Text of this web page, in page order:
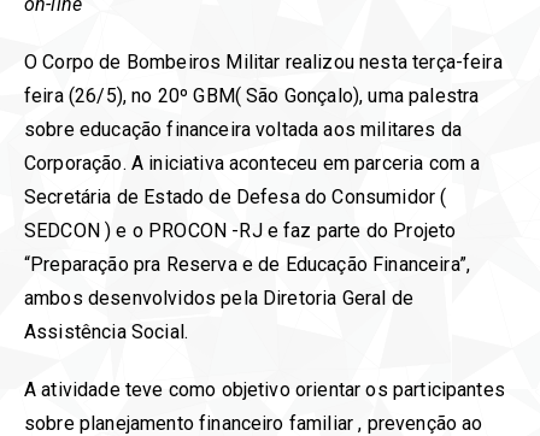
O Corpo de Bombeiros Militar realizou nesta terça-feira
feira (26/5), no 20º GBM( São Gonçalo), uma palestra
sobre educação financeira voltada aos militares da
Corporação. A iniciativa aconteceu em parceria com a
Secretária de Estado de Defesa do Consumidor (
SEDCON ) e o PROCON -RJ e faz parte do Projeto
“Preparação pra Reserva e de Educação Financeira”,
ambos desenvolvidos pela Diretoria Geral de
Assistência Social.
A atividade teve como objetivo orientar os participantes
sobre planejamento financeiro familiar , prevenção ao